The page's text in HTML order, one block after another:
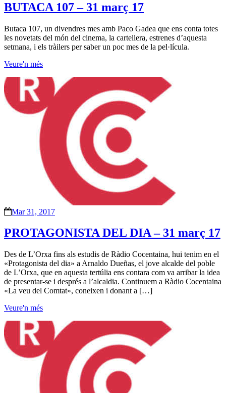
BUTACA 107 – 31 març 17
Butaca 107, un divendres mes amb Paco Gadea que ens conta totes
les novetats del món del cinema, la cartellera, estrenes d’aquesta
setmana, i els tràilers per saber un poc mes de la pel·lícula.
Veure'n més
Mar 31, 2017
PROTAGONISTA DEL DIA – 31 març 17
Des de L’Orxa fins als estudis de Ràdio Cocentaina, hui tenim en el
«Protagonista del dia» a Arnaldo Dueñas, el jove alcalde del poble
de L’Orxa, que en aquesta tertúlia ens contara com va arribar la idea
de presentar-se i després a l’alcaldia. Continuem a Ràdio Cocentaina
«La veu del Comtat», coneixen i donant a […]
Veure'n més